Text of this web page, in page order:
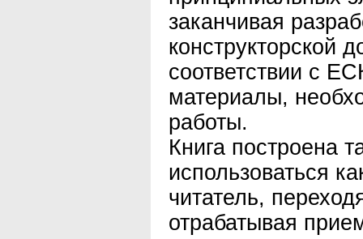
заканчивая
конструкторской
соответствии с
материалы,
работы.
Книга построена
использоваться
читатель,
отрабатывая